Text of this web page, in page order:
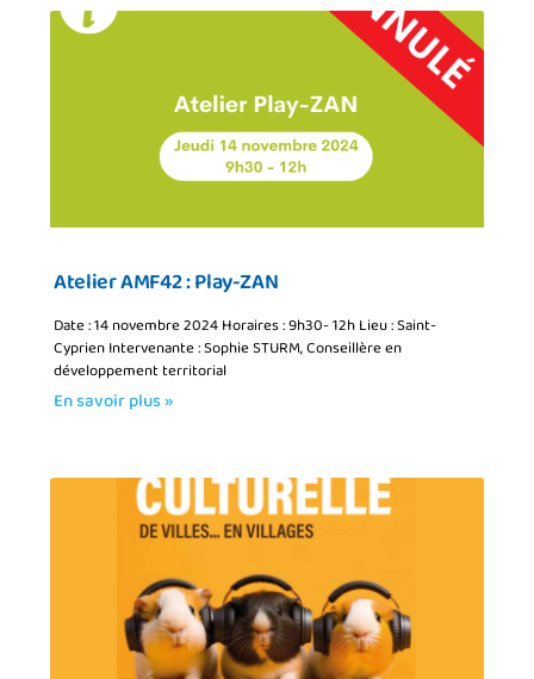
Atelier AMF42 : Play-ZAN
Date : 14 novembre 2024 Horaires : 9h30- 12h Lieu : Saint-
Cyprien Intervenante : Sophie STURM, Conseillère en
développement territorial
En savoir plus »